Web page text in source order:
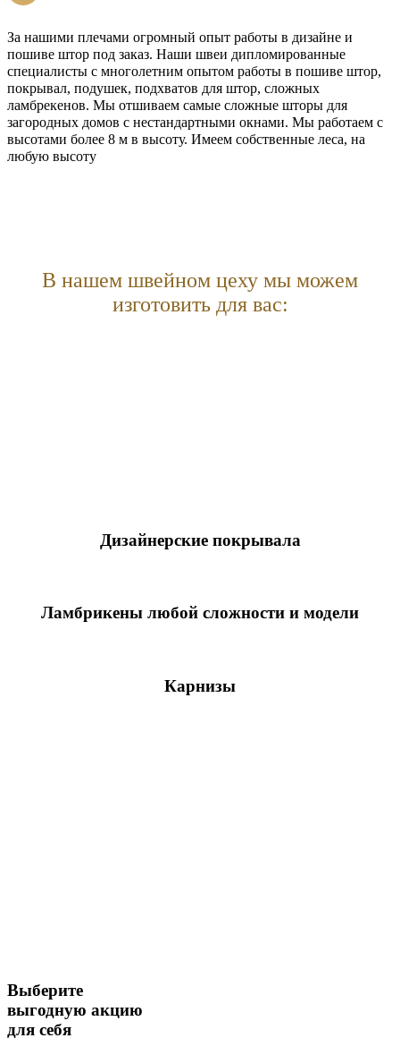
За нашими плечами огромный опыт работы в дизайне и
пошиве штор под заказ. Наши швеи дипломированные
специалисты с многолетним опытом работы в пошиве штор,
покрывал, подушек, подхватов для штор, сложных
ламбрекенов. Мы отшиваем самые сложные шторы для
загородных домов с нестандартными окнами. Мы работаем с
высотами более 8 м в высоту. Имеем собственные леса, на
любую высоту
В нашем швейном цеху мы можем
изготовить для вас:
Дизайнерские покрывала
Ламбрикены любой сложности и модели
Карнизы
Выберите
выгодную акцию
для себя